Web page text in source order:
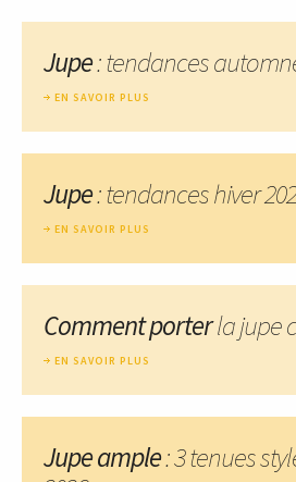
Jupe: tendances
EN SAVOIR PLUS
Jupe: tendances hiver
EN SAVOIR PLUS
Comment porterla jupe
EN SAVOIR PLUS
Jupe ample: 3 tenues